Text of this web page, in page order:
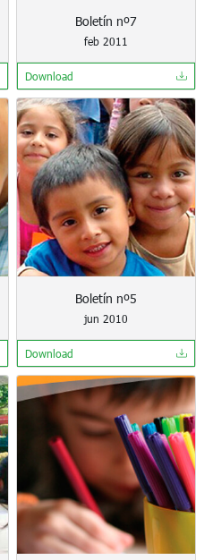
Boletín nº7
feb 2011
Download
Boletín nº5
jun 2010
Download